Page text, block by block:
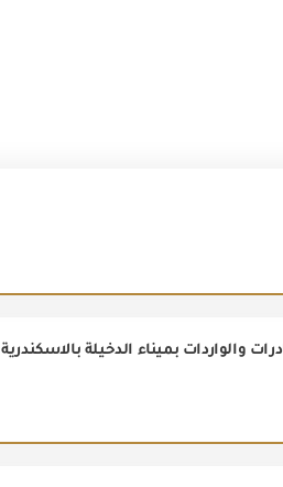
والواردات بميناء الدخيلة بالاسكندرية